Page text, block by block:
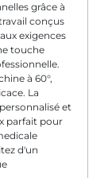
grâce à
conçus
exigences
touche
à 60°,
La
et
parfait pour
d'un